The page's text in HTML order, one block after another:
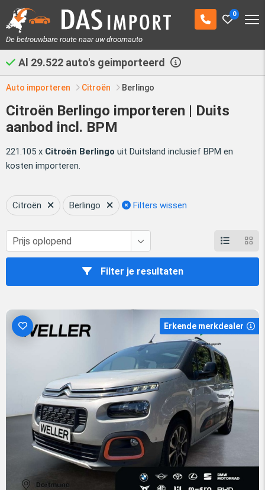
0
De betrouwbare route naar uw droomauto
Al 29.522 auto's geimporteerd
Auto importeren Citroën Berlingo
Citroën Berlingo importeren | Duits
aanbod incl. BPM
221.105 x Citroën Berlingo uit Duitsland inclusief BPM en
kosten importeren.
Citroën Berlingo Filters wissen
Filter je resultaten
Erkende merkdealer